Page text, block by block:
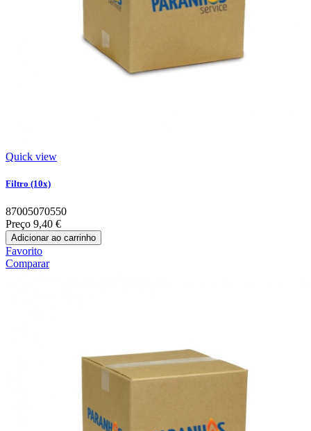
Quick view
Filtro (10x)
87005070550
Preço 9,40 €
Adicionar ao carrinho
Favorito
Comparar